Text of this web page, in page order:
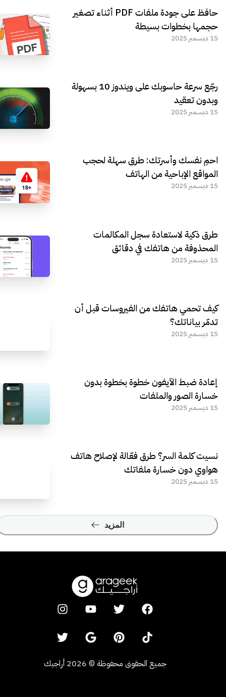
حافظ على جودة ملفات PDF أثناء تصغير
حجمها بخطوات بسيطة
15 ديسمبر 2025
رجّع سرعة حاسوبك على ويندوز 10 بسهولة
وبدون تعقيد
15 ديسمبر 2025
احمِ نفسك وأسرتك: طرق سهلة لحجب
المواقع الإباحية من الهاتف
15 ديسمبر 2025
طرق ذكية لاستعادة سجل المكالمات
المحذوفة من هاتفك في دقائق
15 ديسمبر 2025
كيف تحمي هاتفك من الفيروسات قبل أن
تدمّر بياناتك؟
15 ديسمبر 2025
إعادة ضبط الآيفون خطوة بخطوة بدون
خسارة الصور والملفات
15 ديسمبر 2025
نسيت كلمة السر؟ طرق فعّالة لإصلاح هاتف
هواوي دون خسارة ملفاتك
15 ديسمبر 2025
المزيد
جميع الحقوق محفوظة ©
2026 أراجيك